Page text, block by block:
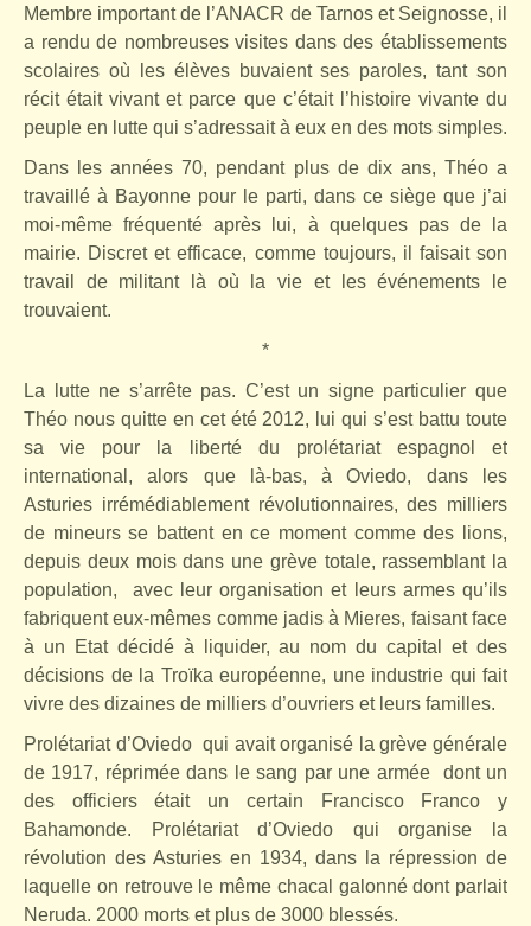
Membre important de l’ANACR de Tarnos et Seignosse, il
a rendu de nombreuses visites dans des établissements
scolaires où les élèves buvaient ses paroles, tant son
récit était vivant et parce que c’était l’histoire vivante du
peuple en lutte qui s’adressait à eux en des mots simples.
Dans les années 70, pendant plus de dix ans, Théo a
travaillé à Bayonne pour le parti, dans ce siège que j’ai
moi-même fréquenté après lui, à quelques pas de la
mairie. Discret et efficace, comme toujours, il faisait son
travail de militant là où la vie et les événements le
trouvaient.
*
La lutte ne s’arrête pas. C’est un signe particulier que
Théo nous quitte en cet été 2012, lui qui s’est battu toute
sa vie pour la liberté du prolétariat espagnol et
international, alors que là-bas, à Oviedo, dans les
Asturies irrémédiablement révolutionnaires, des milliers
de mineurs se battent en ce moment comme des lions,
depuis deux mois dans une grève totale, rassemblant la
population,
avec leur organisation et leurs armes qu’ils
fabriquent eux-mêmes comme jadis à Mieres, faisant face
à un Etat décidé à liquider, au nom du capital et des
décisions de la Troïka européenne, une industrie qui fait
vivre des dizaines de milliers d’ouvriers et leurs familles.
Prolétariat d’Oviedo qui avait organisé la grève générale
de 1917, réprimée dans le sang par une armée
dont un
des officiers était un certain Francisco Franco y
Bahamonde. Prolétariat d’Oviedo qui organise la
révolution des Asturies en 1934, dans la répression de
laquelle on retrouve le même chacal galonné dont parlait
Neruda. 2000 morts et plus de 3000 blessés.